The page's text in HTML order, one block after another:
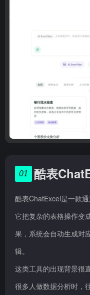
01 酷表
酷表ChatExcel是一款
它把复杂的表格操作变
果，系统会自动生成对
辑。
这类工具的出现背景很
很多人做数据分析时，